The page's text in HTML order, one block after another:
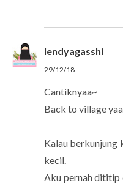
lendyagasshi
29/12/18
Cantiknyaa~
Back to village
Kalau berkunjung
kecil.
Aku pernah dititip